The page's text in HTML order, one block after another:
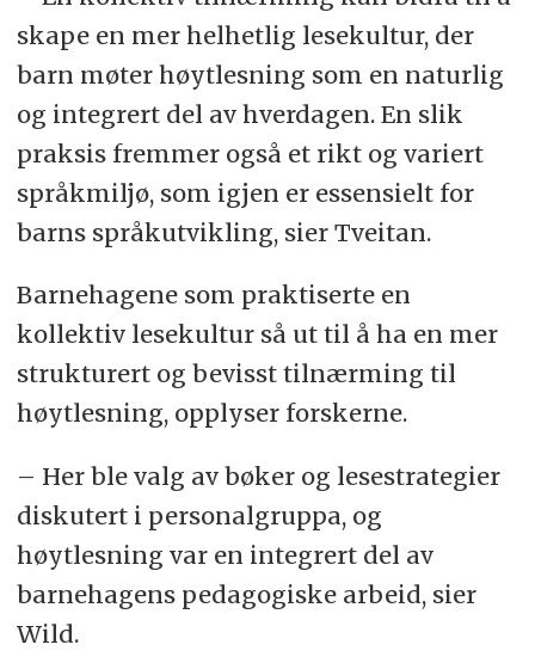
skape en mer helhetlig lesekultur, der
barn møter høytlesning som en naturlig
og integrert del av hverdagen. En slik
praksis fremmer også et rikt og variert
språkmiljø, som igjen er essensielt for
barns språkutvikling, sier Tveitan.
Barnehagene som praktiserte en
kollektiv lesekultur så ut til å ha en mer
strukturert og bevisst tilnærming til
høytlesning, opplyser forskerne.
– Her ble valg av bøker og lesestrategier
diskutert i personalgruppa, og
høytlesning var en integrert del av
barnehagens pedagogiske arbeid, sier
Wild.